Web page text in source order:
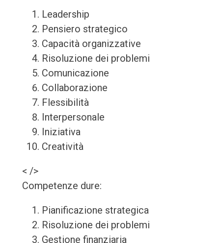
Leadership
Pensiero strategico
Capacità organizzative
Risoluzione dei problemi
Comunicazione
Collaborazione
Flessibilità
Interpersonale
Iniziativa
Creatività
< />
Competenze dure:
Pianificazione strategica
Risoluzione dei problemi
Gestione finanziaria